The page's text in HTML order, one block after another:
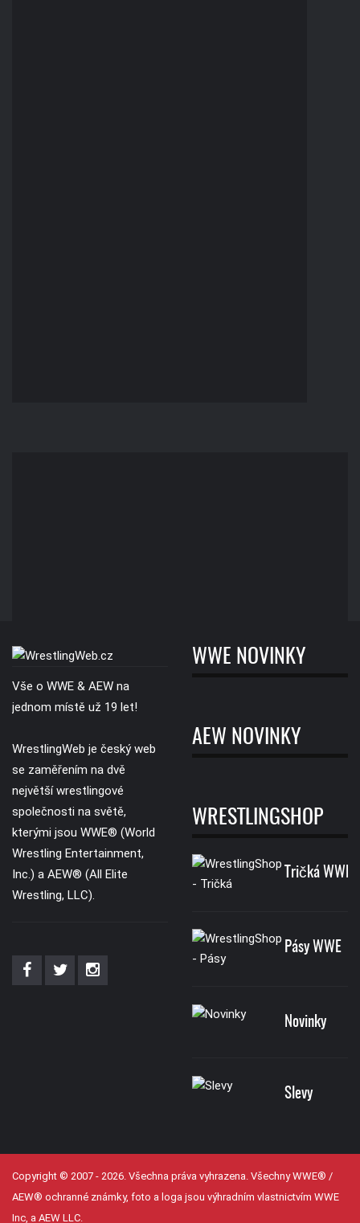
Vše o WWE & AEW na
jednom místě už 19 let!
WrestlingWeb je český web
se zaměřením na dvě
největší wrestlingové
společnosti na světě,
kterými jsou WWE® (World
Wrestling Entertainment,
Inc.) a AEW® (All Elite
Wrestling, LLC).
WWE NOVINKY
AEW NOVINKY
WRESTLINGSHOP
Tričká WWE
Pásy WWE
Novinky
Slevy
Copyright © 2007 - 2026. Všechna práva vyhrazena. Všechny WWE® /
AEW® ochranné známky, foto a loga jsou výhradním vlastnictvím WWE
Inc, a AEW LLC.